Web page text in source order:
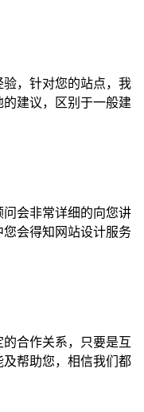
，针对您的站点，我
建议，区别于一般建
会非常详细的向您讲
会得知网站设计服务
合作关系，只要是互
帮助您，相信我们都